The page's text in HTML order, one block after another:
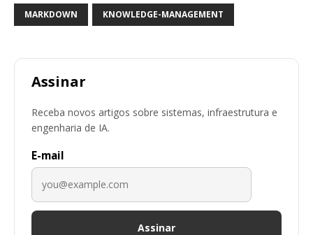
MARKDOWN KNOWLEDGE-MANAGEMENT
Assinar
Receba novos artigos sobre sistemas, infraestrutura e
engenharia de IA.
E-mail
Assinar